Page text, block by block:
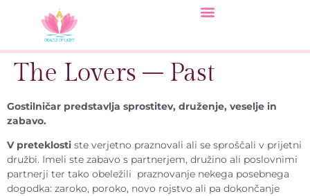
The Lovers – Past
Gostilničar predstavlja sprostitev, druženje, veselje in
zabavo.
V preteklosti ste verjetno praznovali ali se sproščali v prijetni
družbi. Imeli ste zabavo s partnerjem, družino ali poslovnimi
partnerji ter tako obeležili praznovanje nekega posebnega
dogodka: zaroko, poroko, novo rojstvo ali pa dokončanje